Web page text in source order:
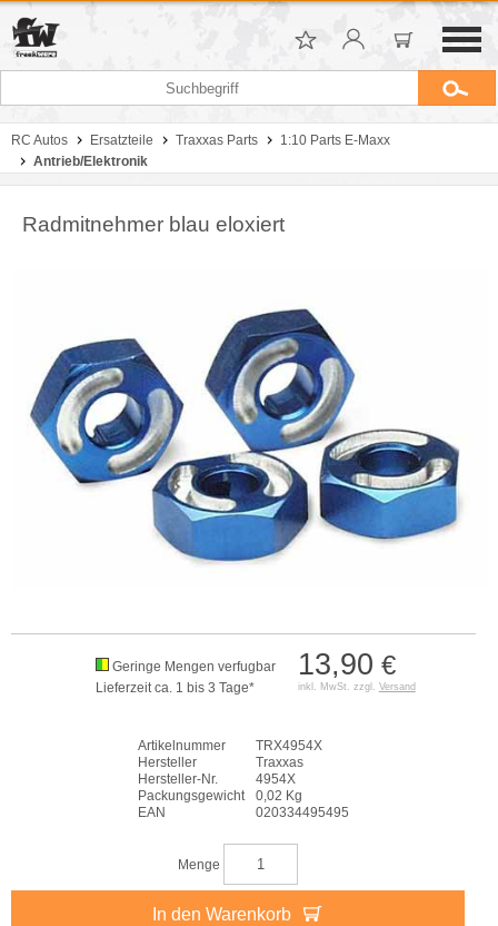
RC Autos Ersatzteile Traxxas Parts
1:10 Parts E-Maxx
Antrieb/Elektronik
Radmitnehmer blau eloxiert
13,90 €
inkl. MwSt. zzgl. Versand
Geringe Mengen verfugbar
Lieferzeit ca. 1 bis 3 Tage*
Artikelnummer
TRX4954X
Hersteller
Traxxas
Hersteller-Nr.
4954X
Packungsgewicht
0,02 Kg
EAN
020334495495
Menge
In den Warenkorb